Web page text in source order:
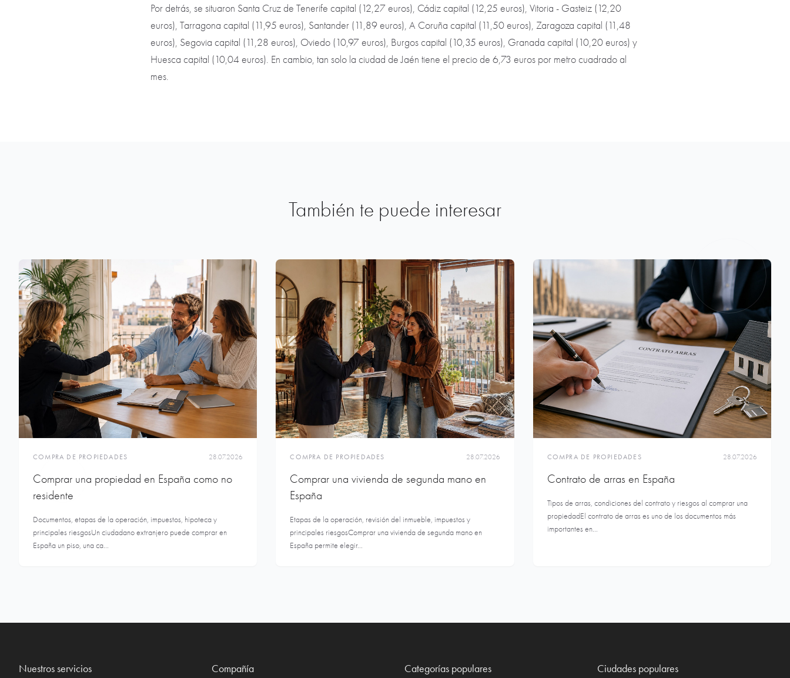
Por detrás, se situaron Santa Cruz de Tenerife capital (12,27 euros), Cádiz capital (12,25 euros), Vitoria - Gasteiz (12,20
euros), Tarragona capital (11,95 euros), Santander (11,89 euros), A Coruña capital (11,50 euros), Zaragoza capital (11,48
euros), Segovia capital (11,28 euros), Oviedo (10,97 euros), Burgos capital (10,35 euros), Granada capital (10,20 euros) y
Huesca capital (10,04 euros). En cambio, tan solo la ciudad de Jaén tiene el precio de 6,73 euros por metro cuadrado al
mes.
También te puede interesar
COMPRA DE PROPIEDADES 28.07.2026
Comprar una propiedad en España como no
residente
Documentos, etapas de la operación, impuestos, hipoteca y
principales riesgosUn ciudadano extranjero puede comprar en
España un piso, una ca...
COMPRA DE PROPIEDADES 28.07.2026
Comprar una vivienda de segunda mano en
España
Etapas de la operación, revisión del inmueble, impuestos y
principales riesgosComprar una vivienda de segunda mano en
España permite elegir...
COMPRA DE PROPIEDADES 28.07.2026
Contrato de arras en España
Tipos de arras, condiciones del contrato y riesgos al comprar una
propiedadEl contrato de arras es uno de los documentos más
importantes en...
Nuestros servicios Compañía Categorías populares Ciudades populares